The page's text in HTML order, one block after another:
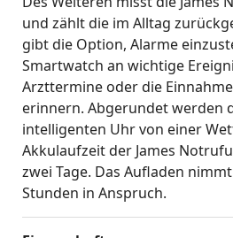
und zählt die im Alltag
gibt die Option, Alarme
Smartwatch an wichtige
Arzttermine oder die
erinnern. Abgerundet werden
intelligenten Uhr von einer
Akkulaufzeit der James
zwei Tage. Das Aufladen
Stunden in Anspruch.